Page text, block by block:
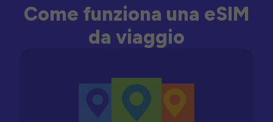
Come funziona una eSIM
da viaggio